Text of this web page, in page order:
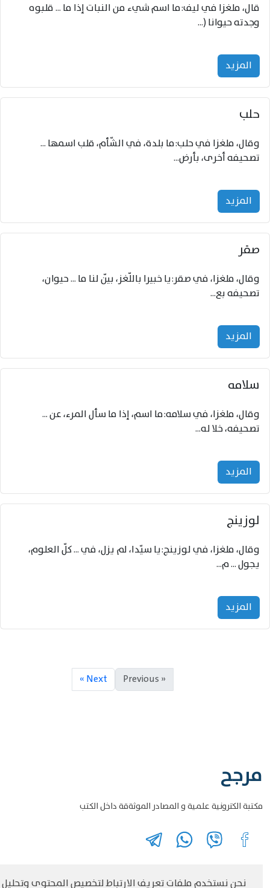
قال، ملغزا في ليف:ما اسم شيء من النبات إذا ما ... قلبوه
وجدته حيوانا (...
المزید
حلب
وقال، ملغزا في حلب:ما بلدة، في الشّأم، قلب اسمها ...
تصحيفه أخرى، بأرض...
المزید
صقر
وقال، ملغزا، في صقر:يا خبيرا باللّغز، بيّن لنا ما ... حيوان،
تصحيفه بع...
المزید
سلامه
وقال، ملغزا، في سلامه:ما اسم، إذا ما سأل المرء، عن ...
تصحيفه، خلا له...
المزید
لوزينج
وقال، ملغزا، في لوزينج:يا سيّدا، لم يزل، في ... كلّ العلوم،
يجول ... م...
المزید
Next »
مرجح
مكتبة الكترونية علمية و المصادر الموثةقة داخل الكتب
حقوق الطبع والنشر مرجح جميع الحقوق محفوظةسياسة و الخصوصية
نحن نستخدم ملفات تعريف الارتباط لتخصيص المحتوى وتحليل